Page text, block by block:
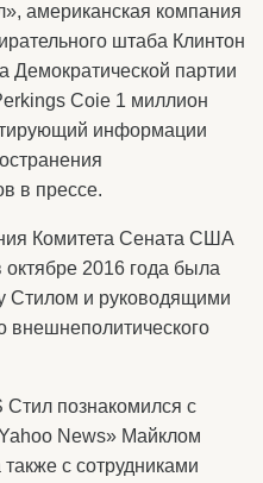
американская компания
штаба Клинтон
Демократической партии
Coie 1 миллион
информации
в прессе.
Комитета Сената США
2016 года была
Стилом и руководящими
внешнеполитического
познакомился с
News» Майклом
с сотрудниками